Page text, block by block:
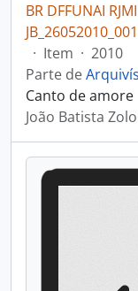
BR DFFUNAI
JB_26052010_001
· Item · 2010
Parte de
Canto de amore
João Batista